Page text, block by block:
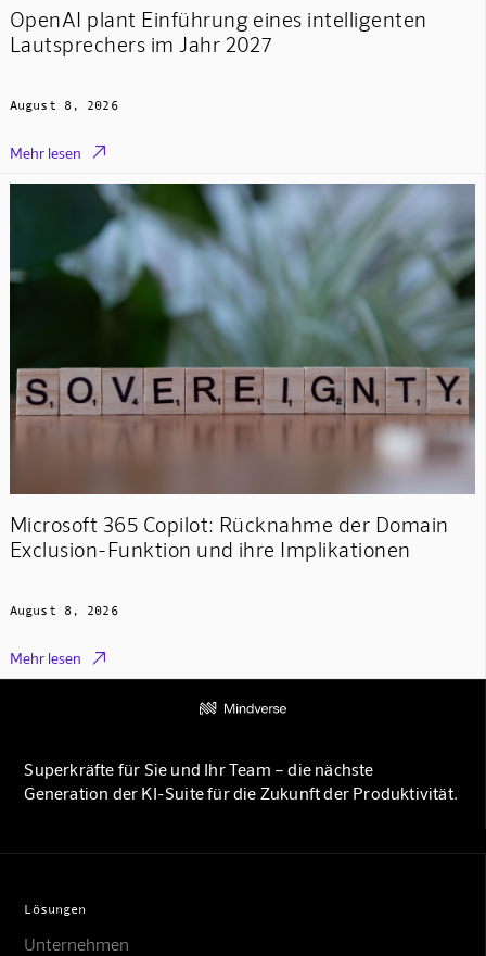
OpenAI plant Einführung eines intelligenten
Lautsprechers im Jahr 2027
August 8, 2026
Mehr lesen 
Microsoft 365 Copilot: Rücknahme der Domain
Exclusion-Funktion und ihre Implikationen
August 8, 2026
Mehr lesen 
Superkräfte für Sie und Ihr Team – die nächste
Generation der KI-Suite für die Zukunft der Produktivität.
Lösungen
Unternehmen